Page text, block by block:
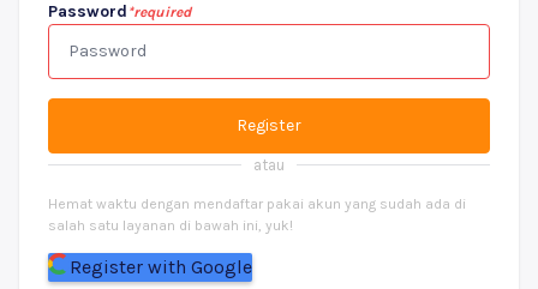
Password *required
Register
atau
Hemat waktu dengan mendaftar pakai akun yang sudah ada di
salah satu layanan di bawah ini, yuk!
Register with Google